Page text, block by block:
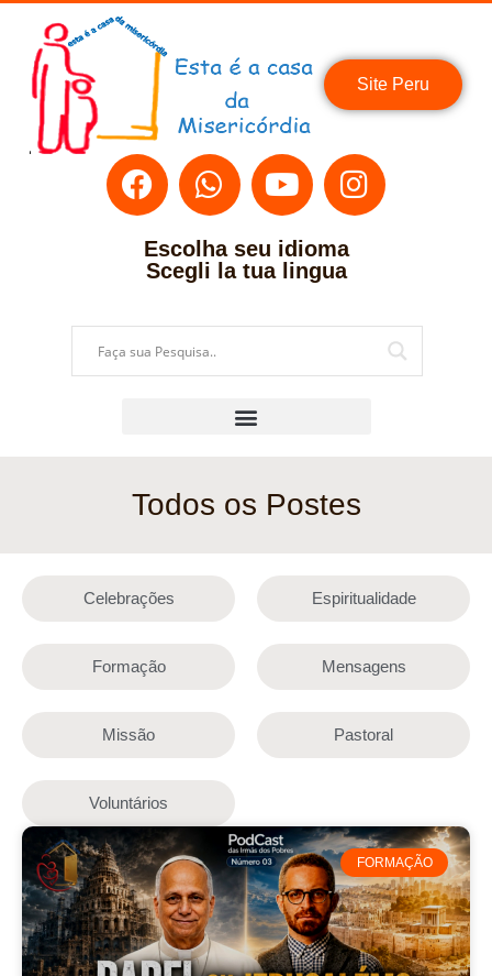
Site Peru
Escolha seu idioma
Scegli la tua lingua
Todos os Postes
Celebrações Espiritualidade
Formação Mensagens
Missão Pastoral
Voluntários
FORMAÇÃO